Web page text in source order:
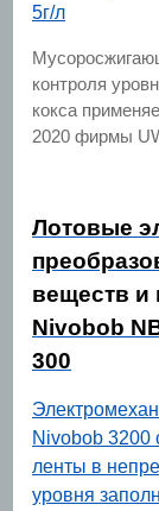
5г/л
контроля
кокса
2020 фирмы
Лотовые
веществ и
Nivobob
300
Nivobob 3200
ленты в
уровня